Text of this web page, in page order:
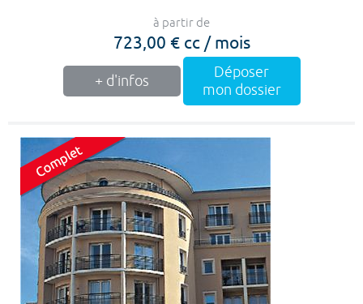
à partir de
723,00 € cc / mois
+ d'infos
Déposer
mon dossier